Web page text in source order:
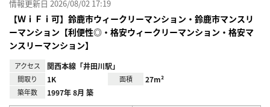
情報更新日 2026/08/02 17:19
【ＷｉＦｉ可】鈴鹿市ウィークリーマンション・鈴鹿市マンスリ
ーマンション【利便性◎・格安ウィークリーマンション・格安マ
ンスリーマンション】
アクセス 関西本線「井田川駅」
間取り 1K 面積 27m²
築年数 1997年 8月 築